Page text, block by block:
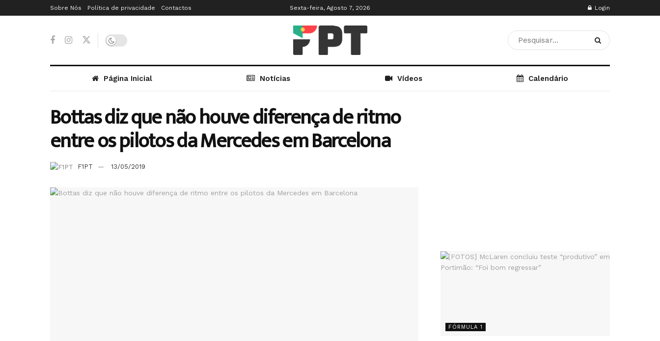
Sobre Nós Política de privacidade Contactos Sexta-feira, Agosto 7, 2026 Login
Página Inicial Notícias Vídeos Calendário
Bottas diz que não houve diferença de ritmo
entre os pilotos da Mercedes em Barcelona
F1PT 13/05/2019
FÓRMULA 1